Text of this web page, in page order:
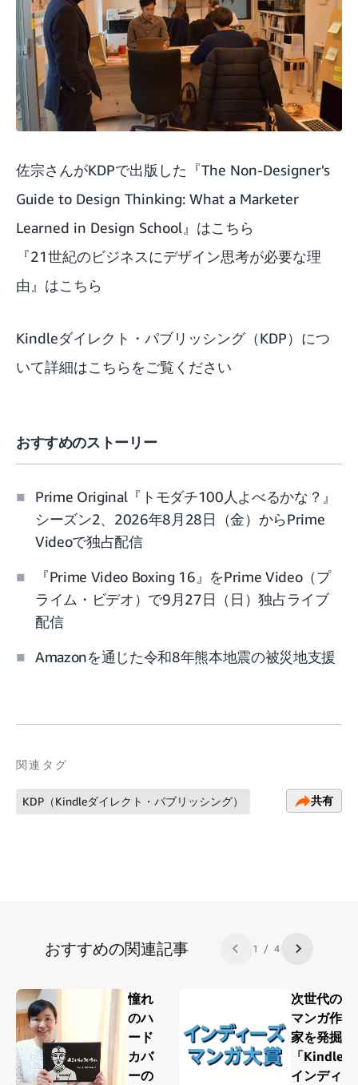
佐宗さんがKDPで出版した『The Non-Designer's
Guide to Design Thinking: What a Marketer
Learned in Design School』はこちら
『21世紀のビジネスにデザイン思考が必要な理
由』はこちら
Kindleダイレクト・パブリッシング（KDP）につ
いて詳細はこちらをご覧ください
おすすめのストーリー
Prime Original『トモダチ100人よべるかな？』
シーズン2、2026年8月28日（金）からPrime
Videoで独占配信
『Prime Video Boxing 16』をPrime Video（プ
ライム・ビデオ）で9月27日（日）独占ライブ
配信
Amazonを通じた令和8年熊本地震の被災地支援
関連タグ
KDP（Kindleダイレクト・パブリッシング） 共有
おすすめの関連記事前のスライド 1 / 4 次スライド
憧れ
のハ
ード
カバ
ーの
次世代の
マンガ作
家を発掘
「Kindle
インディ